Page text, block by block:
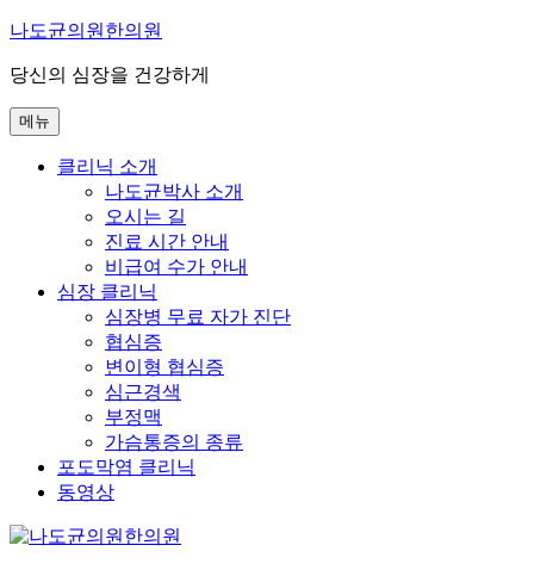
콘
츠
로
바
나도균의원한의원
당신의 심장을 건강하게
메뉴
클리닉 소개
나도균박사 소개
오시는 길
진료 시간 안내
비급여 수가 안내
심장 클리닉
심장병 무료 자가 진단
협심증
변이형 협심증
심근경색
부정맥
가슴통증의 종류
포도막염 클리닉
동영상